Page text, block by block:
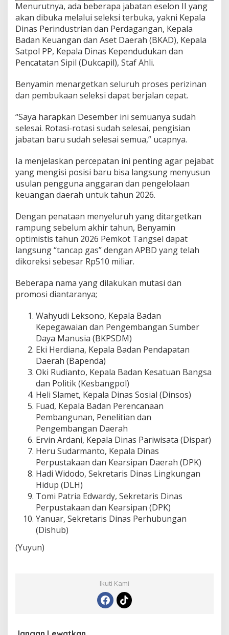
Menurutnya, ada beberapa jabatan eselon II yang
akan dibuka melalui seleksi terbuka, yakni Kepala
Dinas Perindustrian dan Perdagangan, Kepala
Badan Keuangan dan Aset Daerah (BKAD), Kepala
Satpol PP, Kepala Dinas Kependudukan dan
Pencatatan Sipil (Dukcapil), Staf Ahli.
Benyamin menargetkan seluruh proses perizinan
dan pembukaan seleksi dapat berjalan cepat.
“Saya harapkan Desember ini semuanya sudah
selesai. Rotasi-rotasi sudah selesai, pengisian
jabatan baru sudah selesai semua,” ucapnya.
Ia menjelaskan percepatan ini penting agar pejabat
yang mengisi posisi baru bisa langsung menyusun
usulan pengguna anggaran dan pengelolaan
keuangan daerah untuk tahun 2026.
Dengan penataan menyeluruh yang ditargetkan
rampung sebelum akhir tahun, Benyamin
optimistis tahun 2026 Pemkot Tangsel dapat
langsung “tancap gas” dengan APBD yang telah
dikoreksi sebesar Rp510 miliar.
Beberapa nama yang dilakukan mutasi dan
promosi diantaranya;
Wahyudi Leksono, Kepala Badan
Kepegawaian dan Pengembangan Sumber
Daya Manusia (BKPSDM)
Eki Herdiana, Kepala Badan Pendapatan
Daerah (Bapenda)
Oki Rudianto, Kepala Badan Kesatuan Bangsa
dan Politik (Kesbangpol)
Heli Slamet, Kepala Dinas Sosial (Dinsos)
Fuad, Kepala Badan Perencanaan
Pembangunan, Penelitian dan
Pengembangan Daerah
Ervin Ardani, Kepala Dinas Pariwisata (Dispar)
Heru Sudarmanto, Kepala Dinas
Perpustakaan dan Kearsipan Daerah (DPK)
Hadi Widodo, Sekretaris Dinas Lingkungan
Hidup (DLH)
Tomi Patria Edwardy, Sekretaris Dinas
Perpustakaan dan Kearsipan (DPK)
Yanuar, Sekretaris Dinas Perhubungan
(Dishub)
(Yuyun)
Ikuti Kami